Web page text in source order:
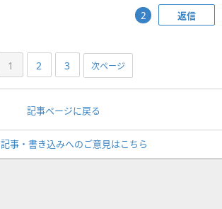
返信
2
1 2 3 次ページ
記事ページに戻る
記事・書き込みへのご意見はこちら